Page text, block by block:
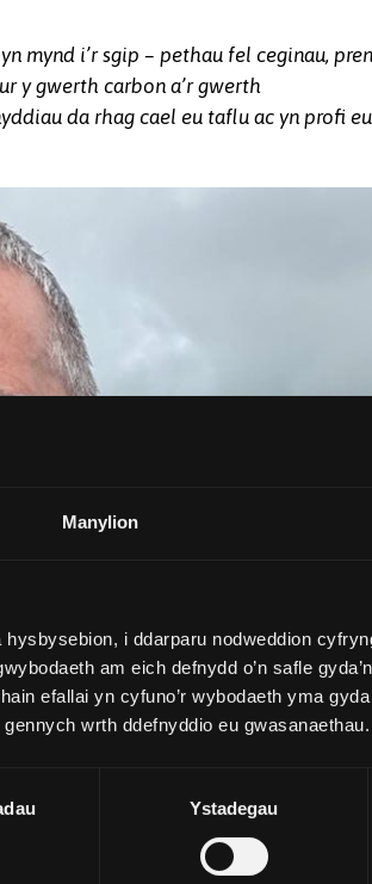
Manylion
i ddarparu nodweddion
am eich defnydd o’n safle
efallai yn cyfuno’r wybodaeth yma
wrth ddefnyddio eu gwasanaethau.
Ystadegau
mynd i’r sgip – pethau fel ceginau, pren
y gwerth carbon a’r gwerth
da rhag cael eu taflu ac yn profi eu
rwy’n eu defnyddio, mesur eu